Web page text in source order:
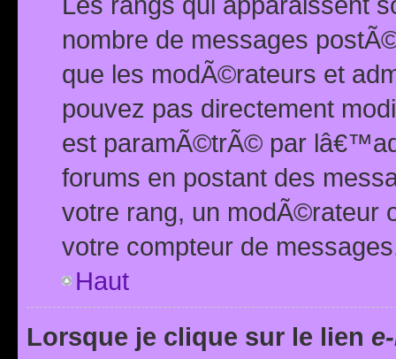
nombre de messages
que les modÃ©rateurs et
pouvez pas directement
est paramÃ©trÃ© par
forums en postant des
votre rang, un modÃ©rateur
votre compteur de
Haut
Lorsque je clique sur le lien